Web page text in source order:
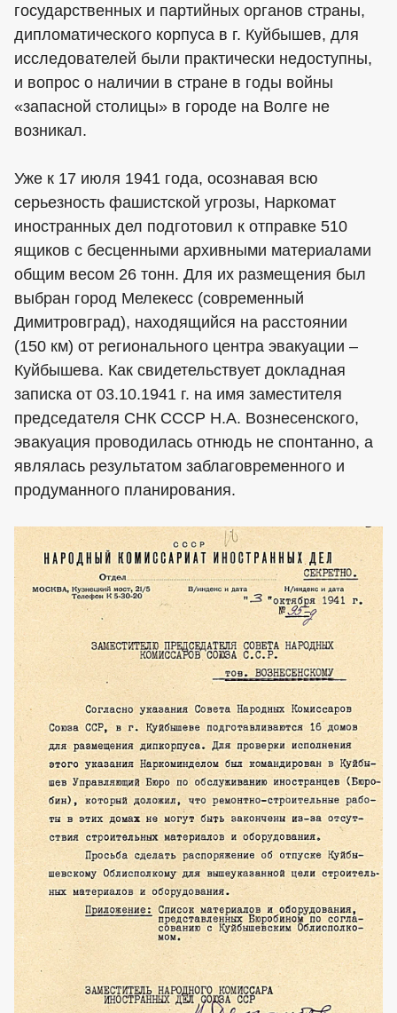
государственных и партийных органов страны,
дипломатического корпуса в г. Куйбышев, для
исследователей были практически недоступны,
и вопрос о наличии в стране в годы войны
«запасной столицы» в городе на Волге не
возникал.
Уже к 17 июля 1941 года, осознавая всю
серьезность фашистской угрозы, Наркомат
иностранных дел подготовил к отправке 510
ящиков с бесценными архивными материалами
общим весом 26 тонн. Для их размещения был
выбран город Мелекесс (современный
Димитровград), находящийся на расстоянии
(150 км) от регионального центра эвакуации –
Куйбышева. Как свидетельствует докладная
записка от 03.10.1941 г. на имя заместителя
председателя СНК СССР Н.А. Вознесенского,
эвакуация проводилась отнюдь не спонтанно, а
являлась результатом заблаговременного и
продуманного планирования.